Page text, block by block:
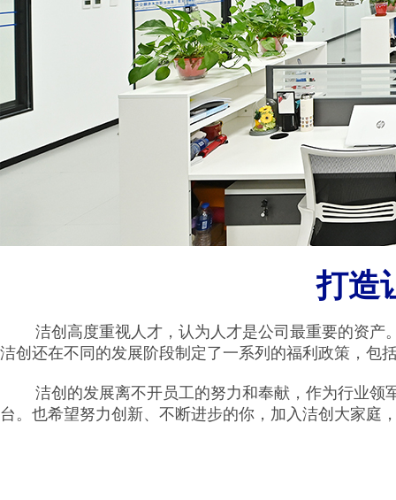
打造
洁创高度重视人才，认为人才是公司最重要的资产
洁创还在不同的发展阶段制定了一系列的福利政策，包
洁创的发展离不开员工的努力和奉献，作为行业领
台。也希望努力创新、不断进步的你，加入洁创大家庭